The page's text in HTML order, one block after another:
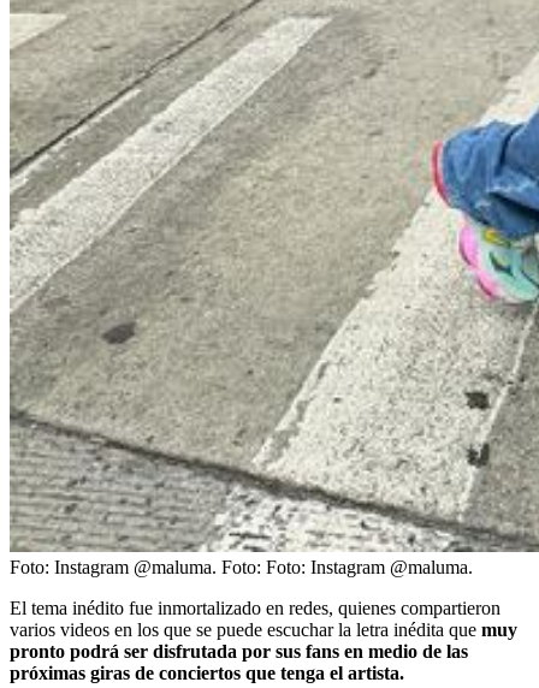
Foto: Instagram @maluma. Foto: Foto: Instagram @maluma.
El tema inédito fue inmortalizado en redes, quienes compartieron
varios videos en los que se puede escuchar la letra inédita que muy
pronto podrá ser disfrutada por sus fans en medio de las
próximas giras de conciertos que tenga el artista.